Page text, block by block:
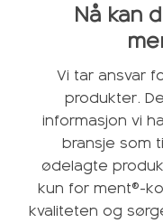
Nå kan
Vi tar ansvar
produkter.
informasjon vi
bransje som
ødelagte
kun for ment®-
kvaliteten og